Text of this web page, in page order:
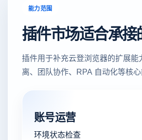
能力范围
插件市场适合承接
插件用于补充云登浏览器的扩展能
离、团队协作、RPA 自动化等核心
账号运营
环境状态检查